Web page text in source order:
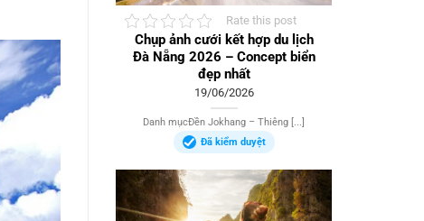
Rate this post
Chụp ảnh cưới kết hợp du lịch
Đà Nẵng 2026 – Concept biển
đẹp nhất
19/06/2026
Danh mụcĐền Jokhang – Thiêng [...]
Đã kiểm duyệt